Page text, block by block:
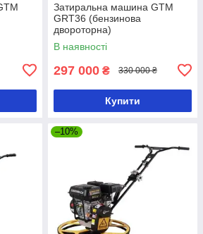
Затиральна машина GTM
GRT36 (бензинова
двороторна)
В наявності
297 000 ₴ 330 000 ₴
Купити
–10%